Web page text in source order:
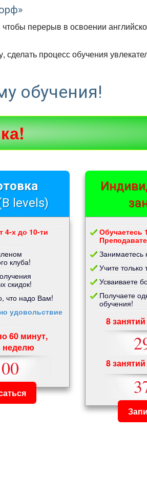
перерыв в освоении
процесс обучения
обучения!
levels)
4-х до 10-ти
клуба!
скидок!
что надо Вам!
удовольствие
60 минут,
неделю
Обучаетесь
Занимаетесь
Учите только
Усваиваете
Получаете
обучения!
8
8